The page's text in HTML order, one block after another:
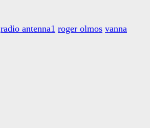
radio antenna1 roger olmos vanna